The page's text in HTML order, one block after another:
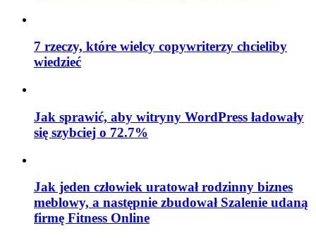
7 rzeczy, które wielcy copywriterzy chcieliby
wiedzieć
Jak sprawić, aby witryny WordPress ładowały
się szybciej o 72.7%
Jak jeden człowiek uratował rodzinny biznes
meblowy, a następnie zbudował Szalenie udaną
firmę Fitness Online